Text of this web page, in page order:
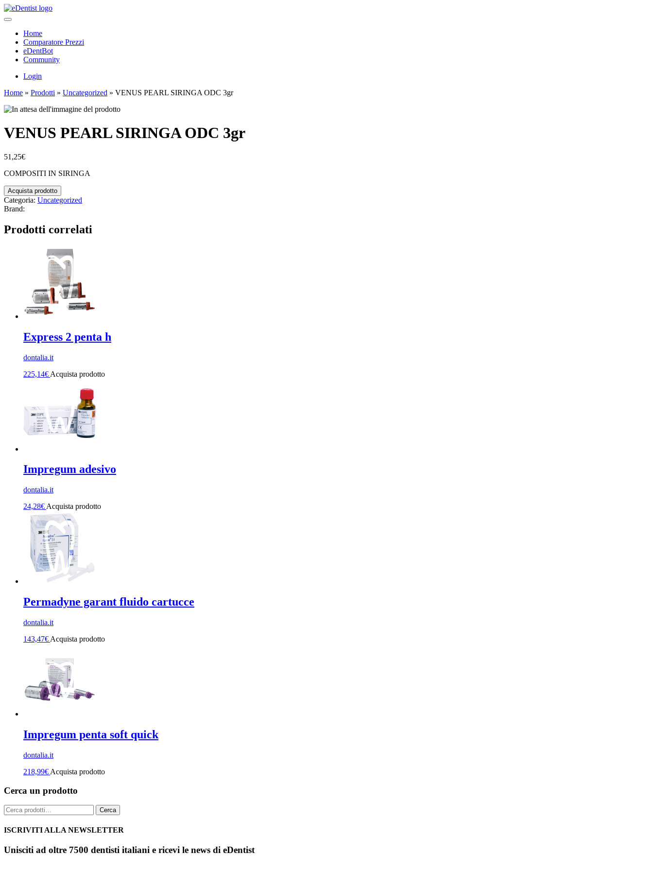
Home
Comparatore Prezzi
eDentBot
Community
Login
Home » Prodotti » Uncategorized » VENUS PEARL SIRINGA ODC 3gr
VENUS PEARL SIRINGA ODC 3gr
51,25€
COMPOSITI IN SIRINGA
Acquista prodotto
Categoria: Uncategorized
Brand:
Prodotti correlati
Express 2 penta h
dontalia.it
225,14€ Acquista prodotto
Impregum adesivo
dontalia.it
24,28€ Acquista prodotto
Permadyne garant fluido cartucce
dontalia.it
143,47€ Acquista prodotto
Impregum penta soft quick
dontalia.it
218,99€ Acquista prodotto
Cerca un prodotto
Cerca: Cerca
ISCRIVITI ALLA NEWSLETTER
Unisciti ad oltre 7500 dentisti italiani e ricevi le news di eDentist